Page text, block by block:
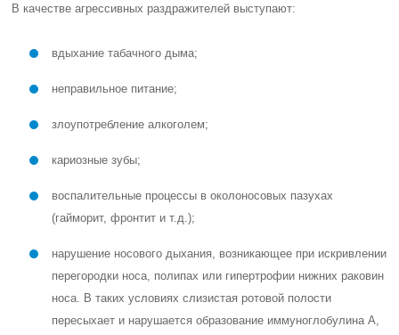
В качестве агрессивных раздражителей выступают:
вдыхание табачного дыма;
неправильное питание;
злоупотребление алкоголем;
кариозные зубы;
воспалительные процессы в околоносовых пазухах
(гайморит, фронтит и т.д.);
нарушение носового дыхания, возникающее при искривлении
перегородки носа, полипах или гипертрофии нижних раковин
носа. В таких условиях слизистая ротовой полости
пересыхает и нарушается образование иммуноглобулина А,